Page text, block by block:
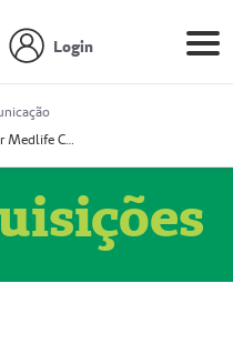
Login
Prestador Medlife Consultas e Diagnósticos (51004334-2)